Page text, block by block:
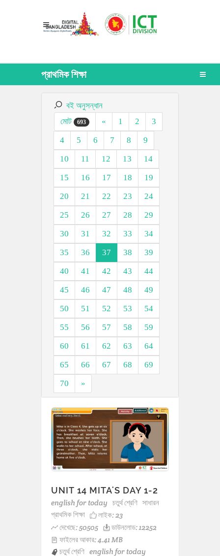
প্রাথমিক শিক্ষা
বই অনুসন্ধান
মোট
693 « 1 2
3
4
5 6 7 8
9
10
11 12 13
14
15
16 17 18
19
20
21 22 23
24
25
26 27 28
29
30
31 32 33
34
35
36 37 38
39
40
41 42 43
44
45
46 47 48
49
50
51 52 53
54
55
56 57 58
59
60
61 62 63
64
65
66 67 68
69
70
»
UNIT 14 MITA'S DAY 1-2
english for today চতুর্থ শ্রেণি সাধারন
প্রাথমিক শিক্ষা
লাইক:23
দেখেছে: 50505
ডাউনলোড: 12252
ফাইলের আকার: 4.41 MB
চতুর্থ শ্রেণি english for today